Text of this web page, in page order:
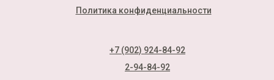
Политика конфиденциальности
+7 (902) 924-84-92
2-94-84-92